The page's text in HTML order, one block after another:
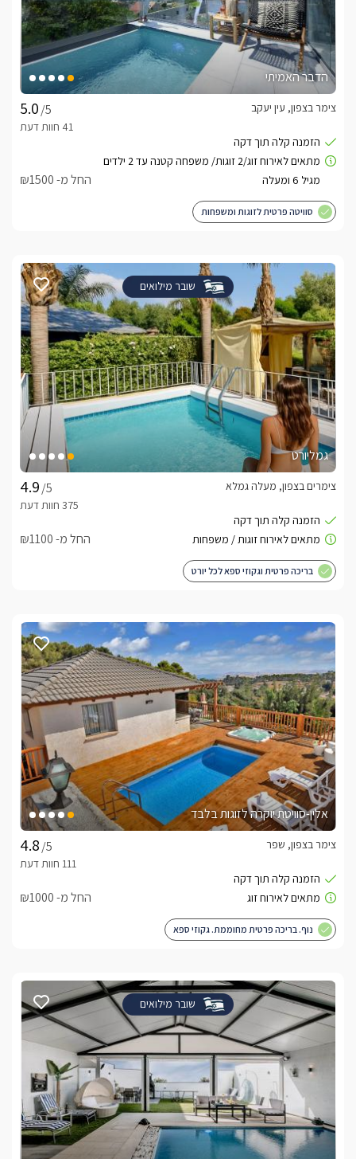
הדבר האמיתי
/5
צימר בצפון, עין יעקב
החל מ- ₪1500
סוויטה פרטית לזוגות ומשפחות
שובר מילואים
גמליורט
/5
צימרים בצפון, מעלה גמלא
החל מ- ₪1100
בריכה פרטית וגקוזי ספא לכל יורט
אלין-סוויטת יוקרה לזוגות בלבד
/5
צימר בצפון, שפר
החל מ- ₪1000
נוף. בריכה פרטית מחוממת. גקוזי ספא
שובר מילואים